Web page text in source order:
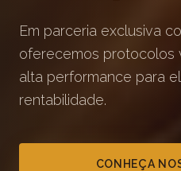
Em parceria exclusiva
oferecemos protocolos
alta performance para
rentabilidade.
CONHEÇA